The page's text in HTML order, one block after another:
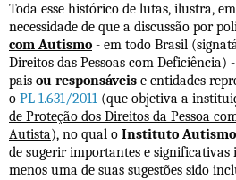
Toda esse histórico de lutas, ilustra,
necessidade de que a discussão por
com Autismo - em todo Brasil
Direitos das Pessoas com
pais ou responsáveis e entidades
o PL 1.631/2011 (que objetiva a
de Proteção dos Direitos da Pessoa
Autista), no qual o Instituto
de sugerir importantes e significativas
menos uma de suas sugestões sido